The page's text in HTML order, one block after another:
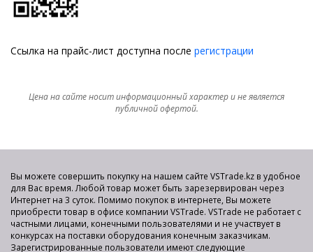
Ссылка на прайс-лист доступна после регистрации
Цена на сайте носит информационный характер и не является
публичной офертой.
Вы можете совершить покупку на нашем сайте VSTrade.kz в удобное
для Вас время. Любой товар может быть зарезервирован через
Интернет на 3 суток. Помимо покупок в интернете, Вы можете
приобрести товар в офисе компании VSTrade. VSTrade не работает с
частными лицами, конечными пользователями и не участвует в
конкурсах на поставки оборудования конечным заказчикам.
Зарегистрированные пользователи имеют следующие